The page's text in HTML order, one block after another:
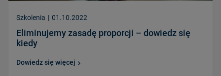
Szkolenia | 01.10.2022
Eliminujemy zasadę proporcji – dowiedz się
kiedy
Dowiedz się więcej